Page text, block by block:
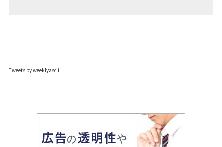
Tweets by weeklyascii